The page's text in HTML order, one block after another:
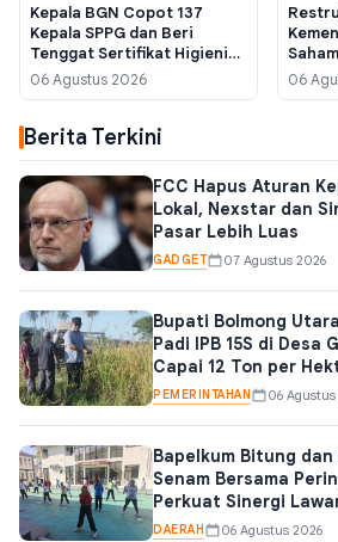
Kepala BGN Copot 137
Kepala SPPG dan Beri
Tenggat Sertifikat Higienis
hingga 10 Agustus 2026
06 Agustus 2026 06
Berita Terkini
FCC Hapus Aturan
Lokal, Nexstar dan
Pasar Lebih Luas
GADGET 07 Agustus 2026
Bupati Bolmong
Padi IPB 15S di
Capai 12 Ton per
PEMERINTAHAN 06
Bapelkum Bitung dan
Senam Bersama
Perkuat Sinergi
DAERAH 06 Agustus 2026